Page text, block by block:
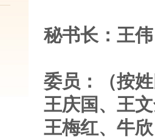
秘书长：王伟
委员：（按
王庆国、王
王梅红、牛